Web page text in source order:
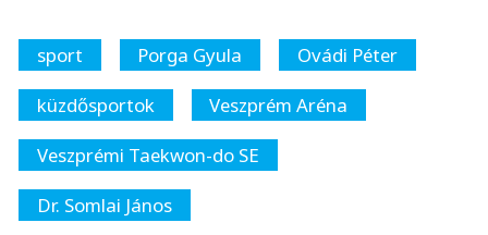
sport Porga Gyula
Ovádi Péter
küzdősportok
Veszprém Aréna
Veszprémi Taekwon-do SE
Dr. Somlai János